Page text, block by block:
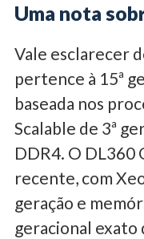
Uma nota
Vale esclarecer
pertence à 15ª
baseada nos
Scalable de 3ª
DDR4. O DL360
recente, com
geração e
geracional exato